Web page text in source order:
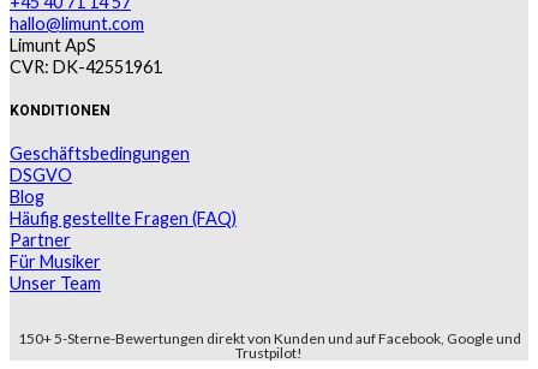
hallo@limunt.com
Limunt ApS
CVR: DK-42551961
KONDITIONEN
Geschäftsbedingungen
DSGVO
Blog
Häufig gestellte Fragen (FAQ)
Partner
Für Musiker
Unser Team
150+ 5-Sterne-Bewertungen direkt von Kunden und auf Facebook, Google und
Trustpilot!